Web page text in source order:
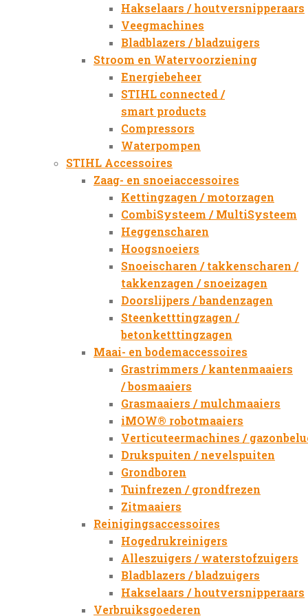
Hakselaars / houtversnipperaars
Veegmachines
Bladblazers / bladzuigers
Stroom en Watervoorziening
Energiebeheer
STIHL connected /
smart products
Compressors
Waterpompen
STIHL Accessoires
Zaag- en snoeiaccessoires
Kettingzagen / motorzagen
CombiSysteem / MultiSysteem
Heggenscharen
Hoogsnoeiers
Snoeischaren / takkenscharen /
takkenzagen / snoeizagen
Doorslijpers / bandenzagen
Steenketttingzagen /
betonketttingzagen
Maai- en bodemaccessoires
Grastrimmers / kantenmaaiers
/ bosmaaiers
Grasmaaiers / mulchmaaiers
iMOW® robotmaaiers
Verticuteermachines /
Drukspuiten / nevelspuiten
Grondboren
Tuinfrezen / grondfrezen
Zitmaaiers
Reinigingsaccessoires
Hogedrukreinigers
Alleszuigers / waterstofzuigers
Bladblazers / bladzuigers
Hakselaars / houtversnipperaars
Verbruiksgoederen